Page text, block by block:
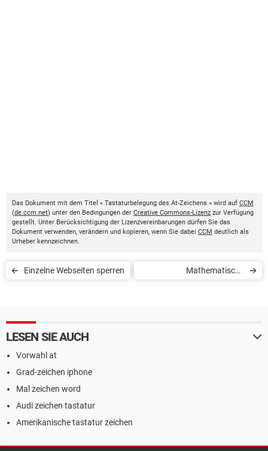
Das Dokument mit dem Titel « Tastaturbelegung des At-Zeichens » wird auf CCM
(de.ccm.net) unter den Bedingungen der Creative Commons-Lizenz zur Verfügung
gestellt. Unter Berücksichtigung der Lizenzvereinbarungen dürfen Sie das
Dokument verwenden, verändern und kopieren, wenn Sie dabei CCM deutlich als
Urheber kennzeichnen.
Einzelne Webseiten sperren
Mathematische
LESEN SIE AUCH
Vorwahl at
Grad-zeichen iphone
Mal zeichen word
Audi zeichen tastatur
Amerikanische tastatur zeichen